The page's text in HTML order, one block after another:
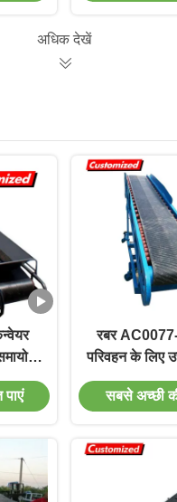
चुंबकीय लोहे के
अधिक देखें
रबर
परिवहन के लिए
साथ चलती
सबसे अच्छी